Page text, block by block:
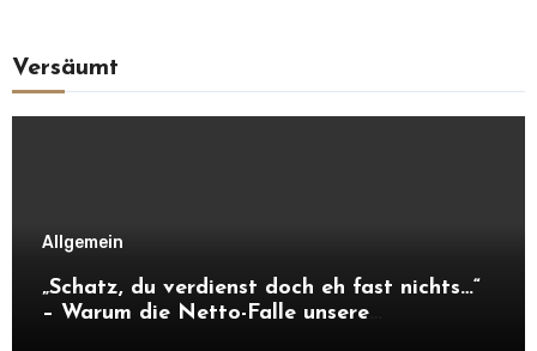
Versäumt
Allgemein
„Schatz, du verdienst doch eh fast nichts…“
– Warum die Netto-Falle unsere